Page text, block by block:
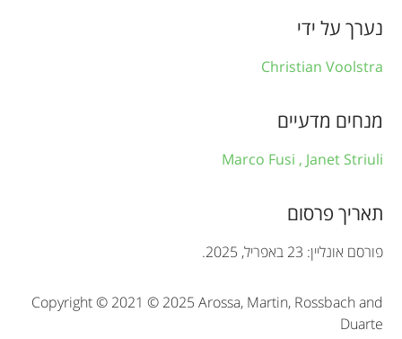
n
o
r
t
i
n
נערך על ידי
Christian Voolstra
מנחים מדעיים
Marco Fusi , Janet Striuli
תאריך פרסום
פורסם אונליין: 23 באפריל, 2025.
Copyright © 2021 © 2025 Arossa, Martin, Rossbach and
Duarte